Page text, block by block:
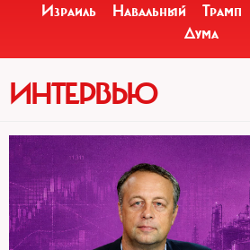
Израиль
Навальный Трамп
Дума
ИНТЕРВЬЮ